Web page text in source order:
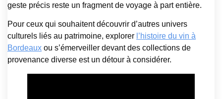
geste précis reste un fragment de voyage à part entière.
Pour ceux qui souhaitent découvrir d’autres univers
culturels liés au patrimoine, explorer l’histoire du vin à
Bordeaux ou s’émerveiller devant des collections de
provenance diverse est un détour à considérer.